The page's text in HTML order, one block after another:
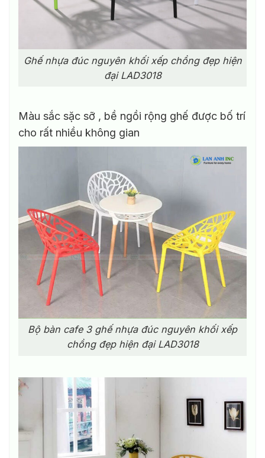
Ghế nhựa đúc nguyên khối xếp chồng đẹp hiện
đại LAD3018
Màu sắc sặc sỡ , bề ngồi rộng ghế được bố trí
cho rất nhiều không gian
Bộ bàn cafe 3 ghế nhựa đúc nguyên khối xếp
chồng đẹp hiện đại LAD3018